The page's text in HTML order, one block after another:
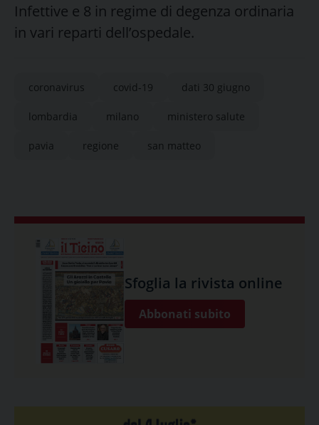
Infettive e 8 in regime di degenza ordinaria
in vari reparti dell’ospedale.
coronavirus covid-19 dati 30 giugno
lombardia milano ministero salute
pavia regione san matteo
Sfoglia la rivista online
Abbonati subito